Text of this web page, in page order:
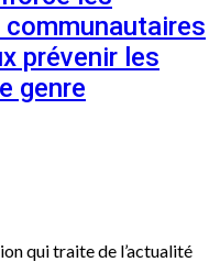
prévenir les
genre
qui traite de l’actualité